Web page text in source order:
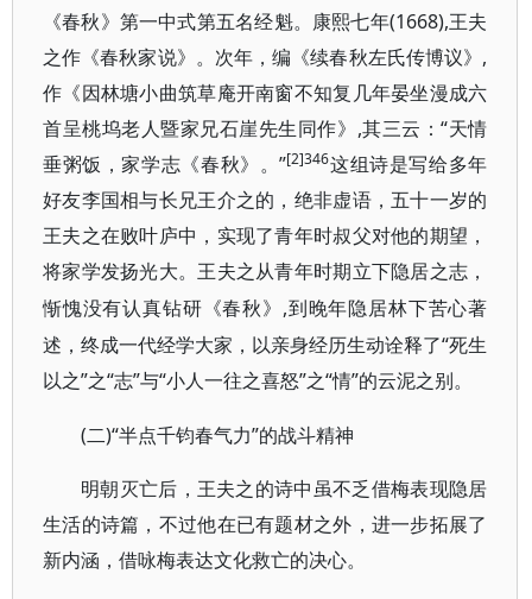
《春秋》第一中式第五名经魁。康熙七年(1668),王夫
之作《春秋家说》。次年，编《续春秋左氏传博议》,
作《因林塘小曲筑草庵开南窗不知复几年晏坐漫成六
首呈桃坞老人暨家兄石崖先生同作》,其三云：“天情
垂粥饭，家学志《春秋》。”[2]346这组诗是写给多年
好友李国相与长兄王介之的，绝非虚语，五十一岁的
王夫之在败叶庐中，实现了青年时叔父对他的期望，
将家学发扬光大。王夫之从青年时期立下隐居之志，
惭愧没有认真钻研《春秋》 ,到晚年隐居林下苦心著
述，终成一代经学大家，以亲身经历生动诠释了“死生
以之”之“志”与“小人一往之喜怒”之“情”的云泥之别。
(二)“半点千钧春气力”的战斗精神
明朝灭亡后，王夫之的诗中虽不乏借梅表现隐居
生活的诗篇，不过他在已有题材之外，进一步拓展了
新内涵，借咏梅表达文化救亡的决心。